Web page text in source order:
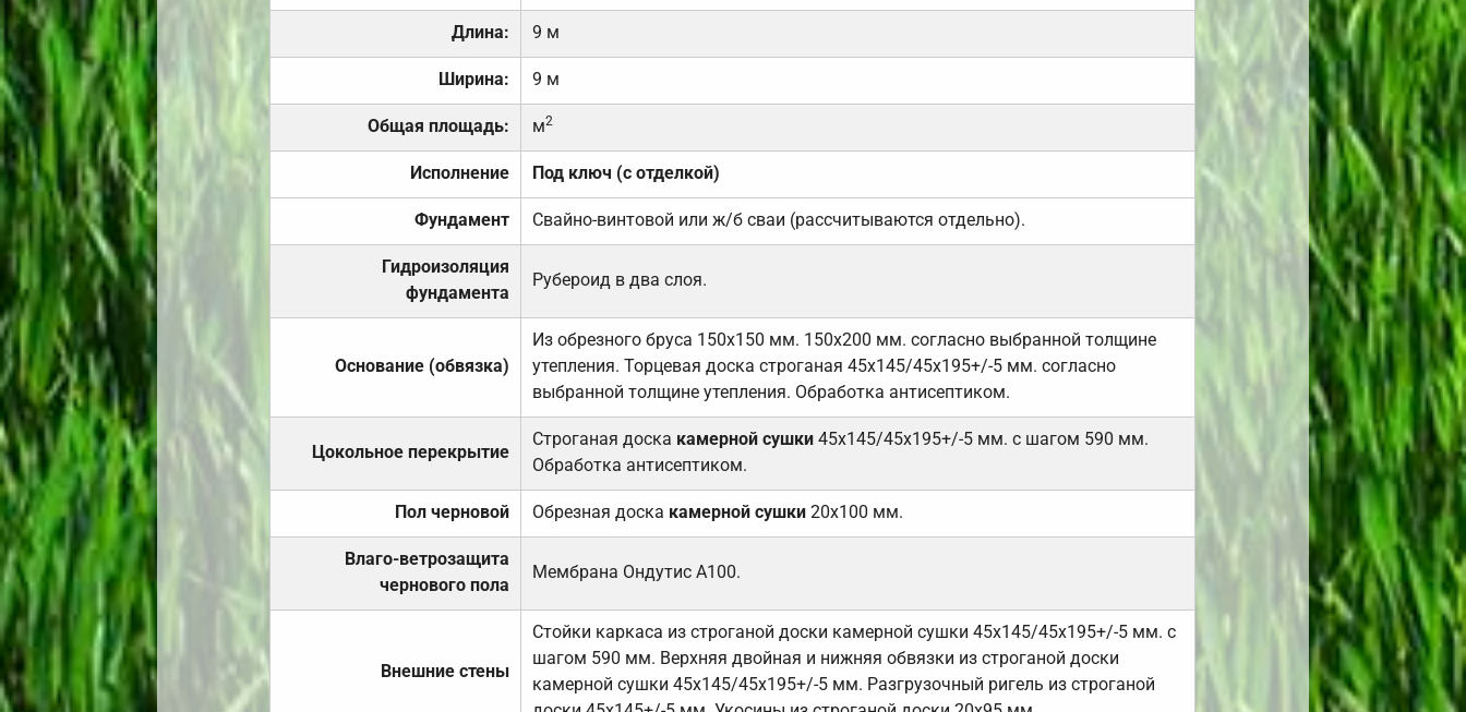
Длина: 9 м
Ширина: 9 м
Общая площадь: м2
Исполнение Под ключ (с отделкой)
Фундамент Свайно-винтовой или ж/б сваи (рассчитываются отдельно).
Гидроизоляция
фундамента
Рубероид в два слоя.
Основание (обвязка)
Из обрезного бруса 150х150 мм. 150х200 мм. согласно выбранной толщине
утепления. Торцевая доска строганая 45х145/45х195+/-5 мм. согласно
выбранной толщине утепления. Обработка антисептиком.
Цокольное перекрытие
Строганая доска камерной сушки 45х145/45х195+/-5 мм. с шагом 590 мм.
Обработка антисептиком.
Пол черновой Обрезная доска камерной сушки20х100 мм.
Влаго-ветрозащита
чернового пола
Мембрана Ондутис А100.
Внешние стены
Стойки каркаса из строганой доски камерной сушки 45х145/45х195+/-5 мм. с
шагом 590 мм. Верхняя двойная и нижняя обвязки из строганой доски
камерной сушки 45х145/45х195+/-5 мм. Разгрузочный ригель из строганой